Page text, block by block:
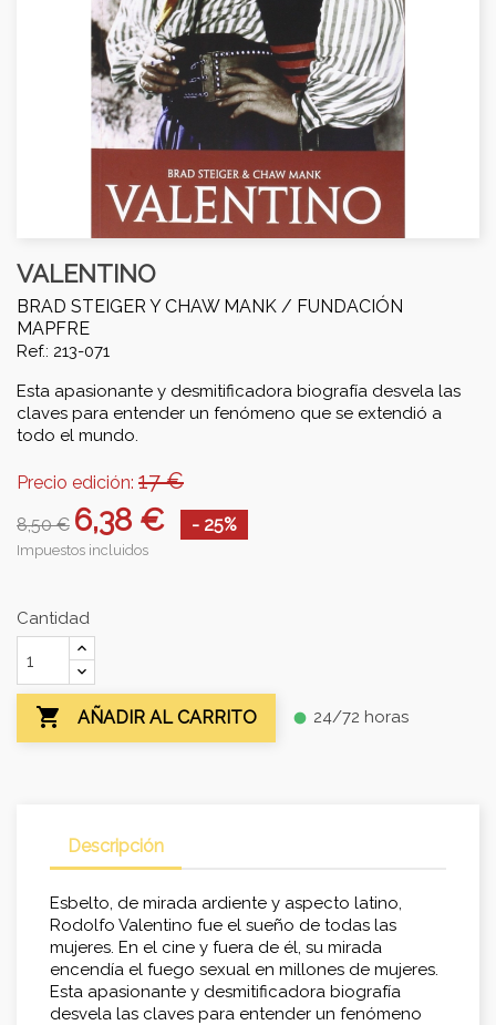
VALENTINO
BRAD STEIGER Y CHAW MANK / FUNDACIÓN
MAPFRE
Ref.: 213-071
Esta apasionante y desmitificadora biografía desvela las
claves para entender un fenómeno que se extendió a
todo el mundo.
Precio edición: 17 €
8,50 € 6,38 € - 25%
Impuestos incluidos
Cantidad
 AÑADIR AL CARRITO fiber_manual_record 24/72 horas
Descripción
Esbelto, de mirada ardiente y aspecto latino,
Rodolfo Valentino fue el sueño de todas las
mujeres. En el cine y fuera de él, su mirada
encendía el fuego sexual en millones de mujeres.
Esta apasionante y desmitificadora biografía
desvela las claves para entender un fenómeno